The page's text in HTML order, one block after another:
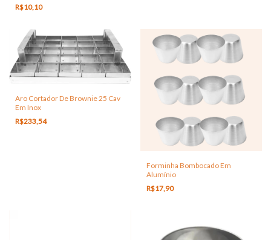
R$10,10
Aro Cortador De Brownie 25 Cav
Em Inox
R$233,54
Forminha Bombocado Em
Alumínio
R$17,90